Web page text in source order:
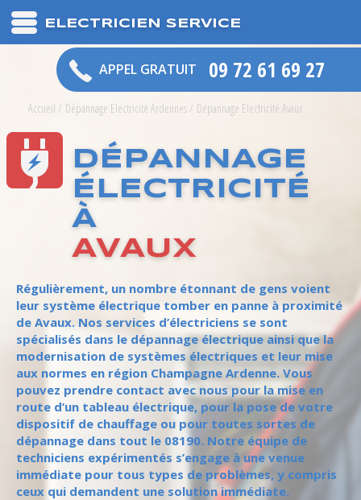
ELECTRICIEN SERVICE
APPEL GRATUIT 09 72 61 69 27
Accueil / Dépannage Electricité Ardennes/ Dépannage Electricité Avaux
DÉPANNAGE
ÉLECTRICITÉ
À
AVAUX
Régulièrement, un nombre étonnant de gens voient
leur système électrique tomber en panne à proximité
de Avaux. Nos services d’électriciens se sont
spécialisés dans le dépannage électrique ainsi que la
modernisation de systèmes électriques et leur mise
aux normes en région Champagne Ardenne. Vous
pouvez prendre contact avec nous pour la mise en
route d’un tableau électrique, pour la pose de votre
dispositif de chauffage ou pour toutes sortes de
dépannage dans tout le 08190. Notre équipe de
techniciens expérimentés s’engage à une venue
immédiate pour tous types de problèmes, y compris
ceux qui demandent une solution immédiate.